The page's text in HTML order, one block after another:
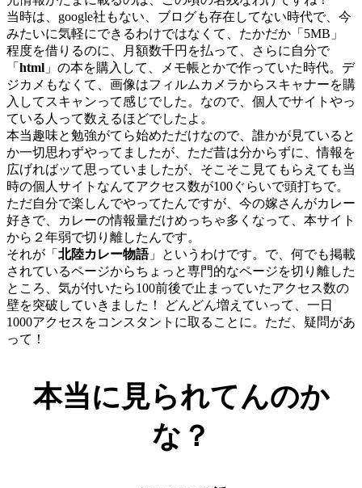
当時は、google社もない、ブログも存在してない時代で、今
みたいに気軽にできるわけではなくて、たかだか「5MB」
程度を借りるのに、月額数千円を払って、さらに自分で
「 html 」の本を購入して、メモ帳とかで作っていた時代。デ
ジカメもなくて、画像はフィルムカメラからスキャナーを購
入してスキャンって感じでした。なので、個人でサイトやっ
ている人って数えるほどでしたよ。
本当趣味と勉強がてら始めただけなので、誰かが見ていると
か一切思わずやってましたが、ただ昔は分からずに、情報を
広げればッて思っていましたが、そこそこ見てもらえても当
時の個人サイトなんてアクセス数が100ぐらいで頭打ちで。
ただ自分で楽しんでやってたんですが、今の嫁さんがカレー
好きで、カレーの情報量だけめっちゃ多くなって、本サイト
から２年弱で切り離したんです。
それが「 北陸カレー物語」というわけです。で、何でも掲載
されているページからちょっと専門的なページを切り離した
ところ、気が付いたら100前後で止まっていたアクセス数の
壁を突破していきました！ どんどん増えていって、一日
1000アクセスをコンスタントに取ることに。ただ、疑問があ
って！
本当に見られてんのか
な？